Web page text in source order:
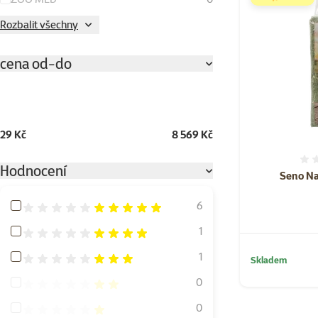
Rozbalit všechny
cena od-do
29 Kč 8 569 Kč
Hodnocení
Hodnocení 100%
6
Hodnocení 80%
1
Hodnocení 60%
1
Hodnocení 40%
0
Hodnocení 20%
0
Seno
Skladem